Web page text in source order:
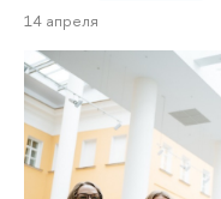
14 апреля